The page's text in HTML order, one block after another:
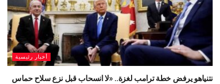
أخبار رئيسية
نتنياهو يرفض خطة ترامب لغزة.. «لا انسحاب قبل نزع سلاح حماس